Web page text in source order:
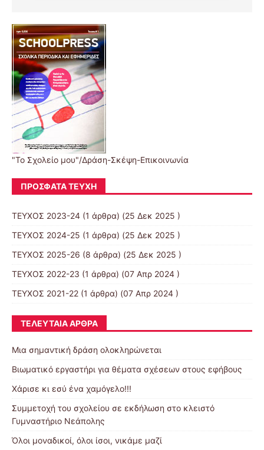
"Το Σχολείο μου"/Δράση-Σκέψη-Επικοινωνία
ΠΡΌΣΦΑΤΑ ΤΕΎΧΗ
ΤΕΥΧΟΣ 2023-24 (1 άρθρα) (25 Δεκ 2025 )
ΤΕΥΧΟΣ 2024-25 (1 άρθρα) (25 Δεκ 2025 )
ΤΕΥΧΟΣ 2025-26 (8 άρθρα) (25 Δεκ 2025 )
ΤΕΥΧΟΣ 2022-23 (1 άρθρα) (07 Απρ 2024 )
ΤΕΥΧΟΣ 2021-22 (1 άρθρα) (07 Απρ 2024 )
ΤΕΛΕΥΤΑΊΑ ΆΡΘΡΑ
Μια σημαντική δράση ολοκληρώνεται
Βιωματικό εργαστήρι για θέματα σχέσεων στους εφήβους
Χάρισε κι εσύ ένα χαμόγελο!!!
Συμμετοχή του σχολείου σε εκδήλωση στο κλειστό
Γυμναστήριο Νεάπολης
Όλοι μοναδικοί, όλοι ίσοι, νικάμε μαζί